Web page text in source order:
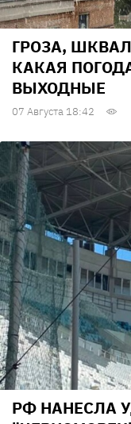
ГРОЗА,
КАКАЯ
ВЫХОДНЫЕ
07 Августа 18:42
РФ НАНЕСЛА